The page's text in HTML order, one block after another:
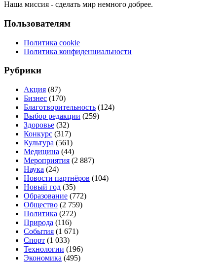
Наша миссия - сделать мир немного добрее.
Пользователям
Политика cookie
Политика конфиденциальности
Рубрики
Акция (87)
Бизнес (170)
Благотворительность (124)
Выбор редакции (259)
Здоровье (32)
Конкурс (317)
Культура (561)
Медицина (44)
Мероприятия (2 887)
Наука (24)
Новости партнёров (104)
Новый год (35)
Образование (772)
Общество (2 759)
Политика (272)
Природа (116)
События (1 671)
Спорт (1 033)
Технологии (196)
Экономика (495)